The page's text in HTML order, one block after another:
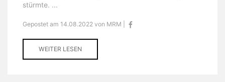
stürmte. ...
Gepostet am 14.08.2022 von MRM |
WEITER LESEN